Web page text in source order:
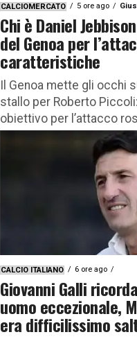
CALCIOMERCATO 5 ore ago
Chi è Daniel
del Genoa per
caratteristiche
Il Genoa mette gli occhi
stallo per Roberto
obiettivo per l’attacco
CALCIO ITALIANO 6 ore ago
Giovanni Galli
uomo eccezionale,
era difficilissimo